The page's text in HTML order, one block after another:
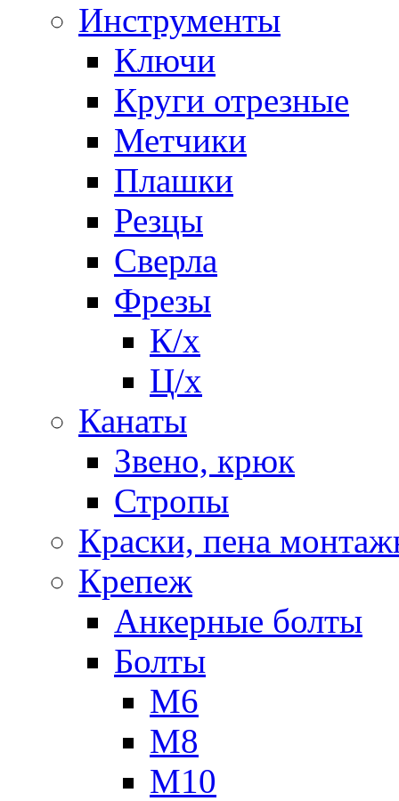
Инструменты
Ключи
Круги отрезные
Метчики
Плашки
Резцы
Сверла
Фрезы
К/х
Ц/х
Канаты
Звено, крюк
Стропы
Краски, пена
Крепеж
Анкерные болты
Болты
М6
М8
М10